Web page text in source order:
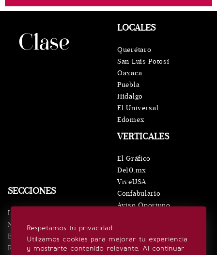
Respetamos tu privacidad
Utilizamos cookies para mejorar tu experiencia
y mostrarte contenido relevante. Al continuar
SECCIONES
Inicio
Noticias
Eventos
Realeza
VERTICALES
El Gráfico
De10.mx
ViveUSA
Confabulario
Aviso Oportuno
LOCALES
Querétaro
San Luis Potosí
Oaxaca
Puebla
Hidalgo
El Universal
Edomex